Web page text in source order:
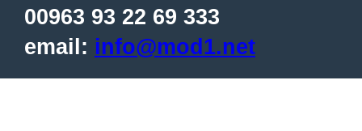
00963 93 22 69 333
email: info@mod1.net